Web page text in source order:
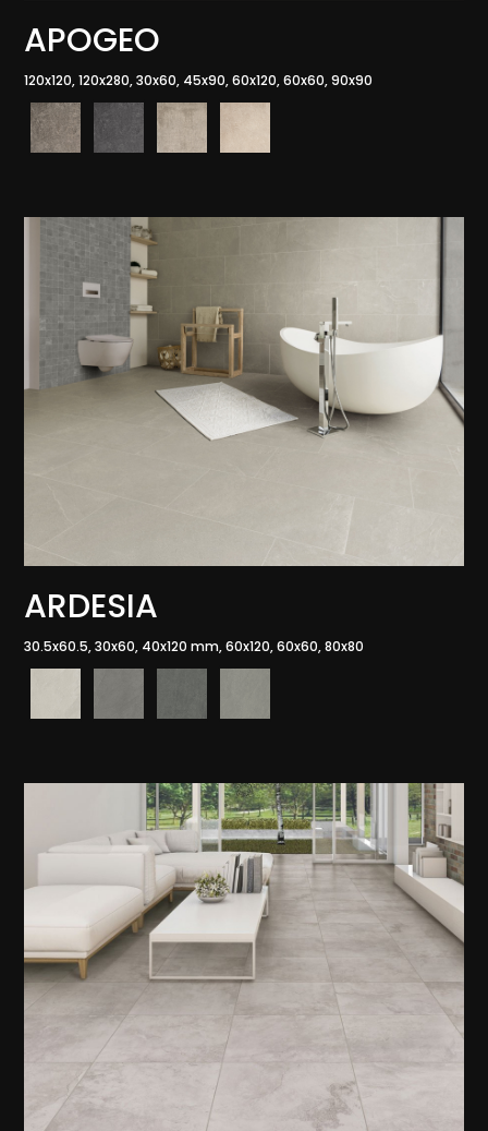
APOGEO
120x120, 120x280, 30x60, 45x90, 60x120, 60x60, 90x90
ARDESIA
30.5x60.5, 30x60, 40x120 mm, 60x120, 60x60, 80x80